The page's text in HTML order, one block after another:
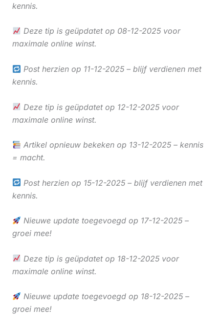
kennis.
Deze tip is geüpdatet op 08-12-2025 voor
maximale online winst.
Post herzien op 11-12-2025 – blijf verdienen met
kennis.
Deze tip is geüpdatet op 12-12-2025 voor
maximale online winst.
Artikel opnieuw bekeken op 13-12-2025 – kennis
= macht.
Post herzien op 15-12-2025 – blijf verdienen met
kennis.
Nieuwe update toegevoegd op 17-12-2025 –
groei mee!
Deze tip is geüpdatet op 18-12-2025 voor
maximale online winst.
Nieuwe update toegevoegd op 18-12-2025 –
groei mee!